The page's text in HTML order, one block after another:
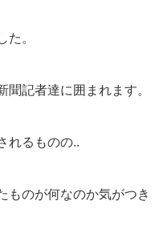
た。
記者達に囲まれます。
れるものの..
ものが何なのか気がつき